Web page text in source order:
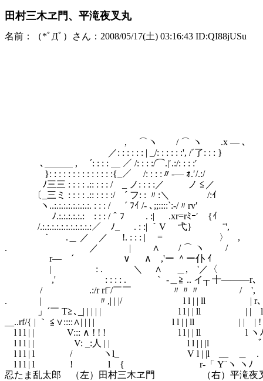
田村三木ヱ門、平滝夜叉丸
名前：（*ﾟДﾟ）さん：2008/05/17(土) 03:16:43 ID:QI88jUSu
, ⌒ヽ / ⌒ ヽ .x ― ､
／: : : : : : | _/: : : : : :', /´了
､＿＿＿ , ´: : : : ＿ ／ /: : : :/
}: : : : : : : : : : : : : :{_／ /: : : :〃
ﾉ三三 : : : : .:: : : : / _ ノ: : : :／
〔_三ミ : : : : .:: : : : :/ ´ フ
ヽ..:.:.:.:.:.:.:.:. : : : / ´ ﾌｲ /- ､
ﾉ.:.:.:.:.:.: : : : /＾ﾌ
/.:.:.:.:.:.:.:.:.:.:.:／ ﾉ_
｀ .＿ ／ ／ !.
. ／ | ∧ / ⌒
r― ´ ∨ ∧ ,'ー ＾ー
| : . ＼ ∧ ゝ ＿, '
,' : : : : . ｀ -＿≧ .. イ┬
/ .:/r rf¨/￣￣ 〃〃〃 / ', { { . :
. | 〃,| | |/ l l | | ll | r､ ', Ｙ.
」´￣ T≧､_| | | | | l l | | ll | |
__..rf/{ | ｀ ≦∨::::∧| | | | l l | | ll
l l l | | V::: ∧ ! ! ! l l |
l l l | | V: _:人 | | l l | |
l l l | l / ヽl_ V l | |l
l l l | l ! l { r‐「
忍たま乱太郎 （左）田村三木ヱ門 （右）平滝夜